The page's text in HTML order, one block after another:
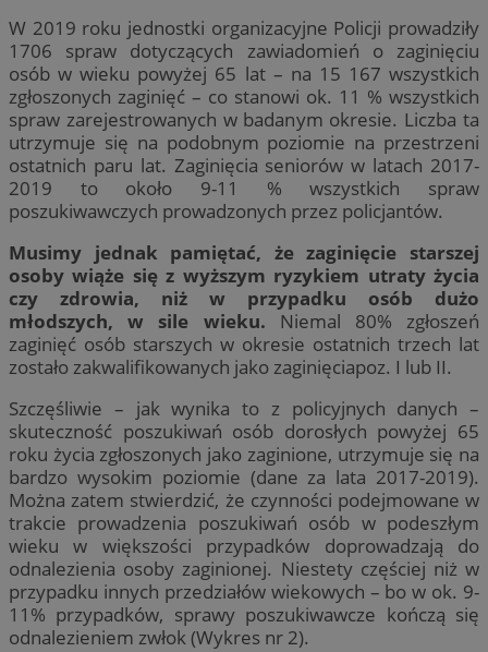
W 2019 roku jednostki organizacyjne Policji prowadziły
1706 spraw dotyczących zawiadomień o zaginięciu
osób w wieku powyżej 65 lat – na 15 167 wszystkich
zgłoszonych zaginięć – co stanowi ok. 11 % wszystkich
spraw zarejestrowanych w badanym okresie. Liczba ta
utrzymuje się na podobnym poziomie na przestrzeni
ostatnich paru lat. Zaginięcia seniorów w latach 2017-
2019 to około 9-11 % wszystkich spraw
poszukiwawczych prowadzonych przez policjantów.
Musimy jednak pamiętać, że zaginięcie starszej
osoby wiąże się z wyższym ryzykiem utraty życia
czy zdrowia, niż w przypadku osób dużo
młodszych, w sile wieku. Niemal 80% zgłoszeń
zaginięć osób starszych w okresie ostatnich trzech lat
zostało zakwalifikowanych jako zaginięciapoz. I lub II.
Szczęśliwie – jak wynika to z policyjnych danych –
skuteczność poszukiwań osób dorosłych powyżej 65
roku życia zgłoszonych jako zaginione, utrzymuje się na
bardzo wysokim poziomie (dane za lata 2017-2019).
Można zatem stwierdzić, że czynności podejmowane w
trakcie prowadzenia poszukiwań osób w podeszłym
wieku w większości przypadków doprowadzają do
odnalezienia osoby zaginionej. Niestety częściej niż w
przypadku innych przedziałów wiekowych – bo w ok. 9-
11% przypadków, sprawy poszukiwawcze kończą się
odnalezieniem zwłok (Wykres nr 2).